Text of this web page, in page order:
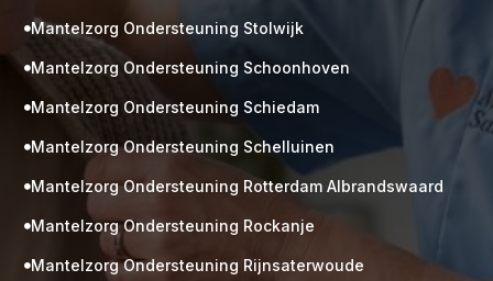
 Mantelzorg Ondersteuning Stolwijk
 Mantelzorg Ondersteuning Schoonhoven
 Mantelzorg Ondersteuning Schiedam
 Mantelzorg Ondersteuning Schelluinen
 Mantelzorg Ondersteuning Rotterdam Albrandswaard
 Mantelzorg Ondersteuning Rockanje
 Mantelzorg Ondersteuning Rijnsaterwoude